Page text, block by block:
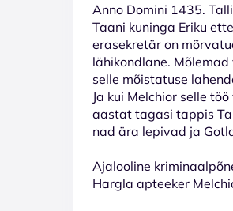
Anno Domini 1435.
Taani kuninga Eriku
erasekretär on
lähikondlane.
selle mõistatuse
Ja kui Melchior selle
aastat tagasi tappis
nad ära lepivad ja
Ajalooline
Hargla apteeker